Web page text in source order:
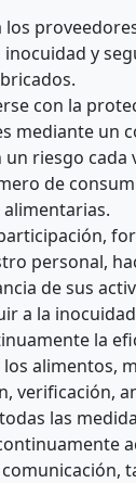
los
y
con la
mediante un
riesgo cada
de
personal,
de sus
a la
la
alimentos,
verificación,
las
comunicación,